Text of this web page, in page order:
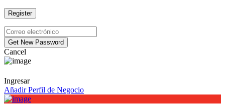
Cancel
Ingresar
Añadir Perfil de Negocio